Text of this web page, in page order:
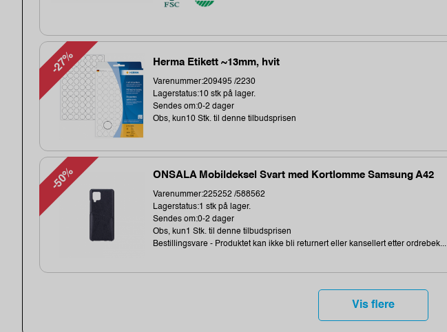
-27% Herma Etikett ~13mm, hvit
Varenummer:209495 /2230
Lagerstatus:10 stk på lager.
Sendes om:0-2 dager
Obs, kun10 Stk. til denne tilbudsprisen
-50% ONSALA Mobildeksel Svart med Kortlomme Samsung A42
Varenummer:225252 /588562
Lagerstatus:1 stk på lager.
Sendes om:0-2 dager
Obs, kun1 Stk. til denne tilbudsprisen
Bestillingsvare - Produktet kan ikke bli returnert eller kansellert etter ordrebek...
Vis flere